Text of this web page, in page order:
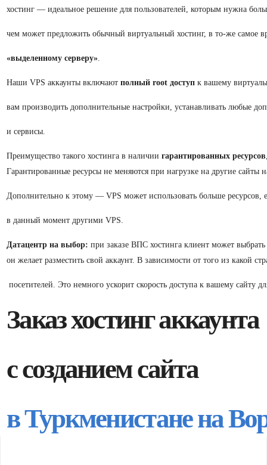
хостинг — идеальное решение для пользователей, которым нужна
чем может предложить обычный виртуальный хостинг, в то-же самое
«выделенному серверу»
Наши VPS аккаунты включают полный root доступ к вашему
вам производить дополнительные настройки, устанавливать любые
и сервисы.
Преимущество такого хостинга в наличии гарантированных ресурсов
Гарантированные ресурсы не меняются при нагрузке на другие сайты
Дополнительно к этому — VPS может использовать больше ресурсов,
в данный момент другими VPS.
Датацентр на выбор: при заказе ВПС хостинга клиент может
он желает разместить свой аккаунт. В зависимости от того из какой
посетителей. Это немного ускорит скорость доступа к вашему сайту
Заказ хостинг аккаунта
с созданием сайта
в Туркменистане на